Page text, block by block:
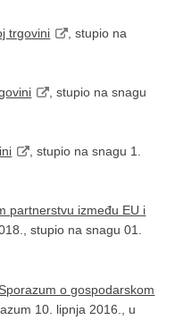
trgovini
, stupio na
, stupio na snagu
, stupio na snagu 1.
partnerstvu između EU i
stupio na snagu 01.
Sporazum o gospodarskom
10. lipnja 2016., u